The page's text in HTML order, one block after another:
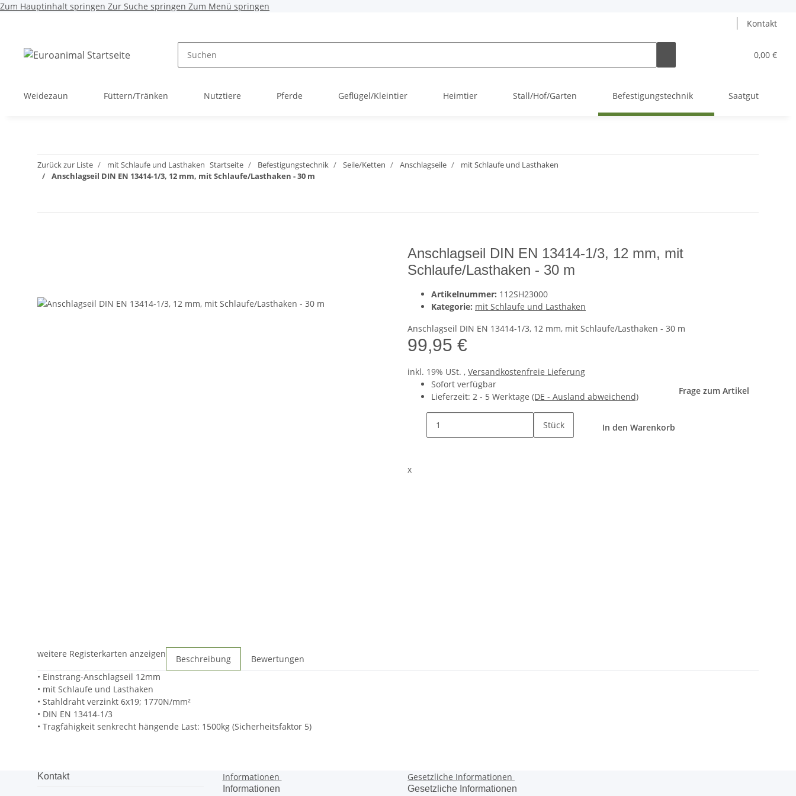
Zum Hauptinhalt springen Zur Suche springen Zum Menü springen
Kontakt
0,00 €
Weidezaun Füttern/Tränken Nutztiere Pferde Geflügel/Kleintier Heimtier Stall/Hof/Garten Befestigungstechnik Saatgut
Zurück zur Liste mit Schlaufe und Lasthaken Startseite Befestigungstechnik Seile/Ketten Anschlagseile
mit Schlaufe und Lasthaken
Anschlagseil DIN EN 13414-1/3, 12 mm, mit Schlaufe/Lasthaken - 30 m
Anschlagseil DIN EN 13414-1/3, 12 mm, mit
Schlaufe/Lasthaken - 30 m
Artikelnummer: 112SH23000
Kategorie: mit Schlaufe und Lasthaken
Anschlagseil DIN EN 13414-1/3, 12 mm, mit Schlaufe/Lasthaken - 30 m
99,95 €
inkl. 19% USt. , Versandkostenfreie Lieferung
Sofort verfügbar
Lieferzeit: 2 - 5 Werktage (DE - Ausland abweichend)
Frage zum Artikel
Stück In den Warenkorb
x
weitere Registerkarten anzeigen Beschreibung
Bewertungen
• Einstrang-Anschlagseil 12mm
• mit Schlaufe und Lasthaken
• Stahldraht verzinkt 6x19; 1770N/mm²
• DIN EN 13414-1/3
• Tragfähigkeit senkrecht hängende Last: 1500kg (Sicherheitsfaktor 5)
Kontakt Informationen
Informationen
Gesetzliche Informationen
Gesetzliche Informationen